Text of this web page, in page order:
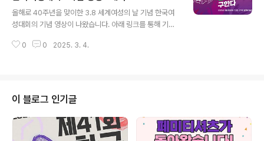
올해로 40주년을 맞이한 3.8 세계여성의 날 기념 한국여
성대회의 기념 영상이 나왔습니다. 아래 링크를 통해 기념
아요 구독 알림설정도 해주세요 :) 제40회 한국여성대회
0 0 2025. 3. 4.
이 블로그 인기글